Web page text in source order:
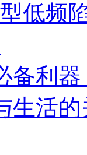
低频
备利
生活